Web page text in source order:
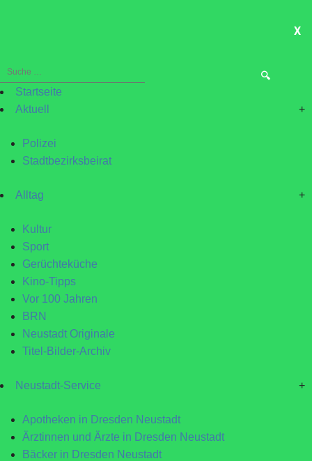
X
Suche
nach:Startseite
Aktuell
+
Polizei
Stadtbezirksbeirat
Alltag +
Kultur
Sport
Gerüchteküche
Kino-Tipps
Vor 100 Jahren
BRN
Neustadt Originale
Titel-Bilder-Archiv
Neustadt-Service +
Apotheken in Dresden Neustadt
Ärztinnen und Ärzte in Dresden Neustadt
Bäcker in Dresden Neustadt